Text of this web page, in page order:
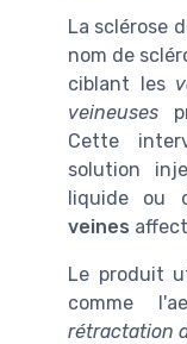
La sclérose
nom de
ciblant les
veineuses
Cette
solution
liquide ou
veines
Le produit
comme
rétractation